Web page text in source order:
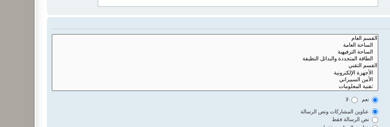
نعم لا
عناوين المشاركات ونص الرسالة
نص الرسالة فقط